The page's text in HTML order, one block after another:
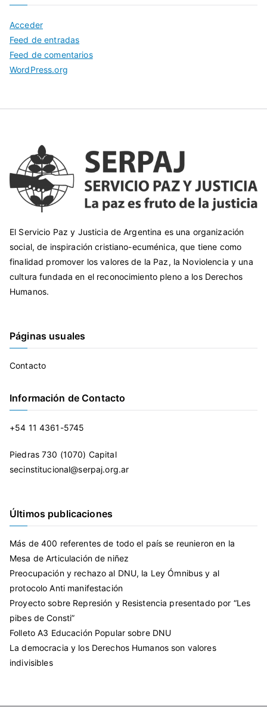
Acceder
Feed de entradas
Feed de comentarios
WordPress.org
El Servicio Paz y Justicia de Argentina es una organización
social, de inspiración cristiano-ecuménica, que tiene como
finalidad promover los valores de la Paz, la Noviolencia y una
cultura fundada en el reconocimiento pleno a los Derechos
Humanos.
Páginas usuales
Contacto
Información de Contacto
+54 11 4361-5745
Piedras 730 (1070) Capital
secinstitucional@serpaj.org.ar
Últimos publicaciones
Más de 400 referentes de todo el país se reunieron en la
Mesa de Articulación de niñez
Preocupación y rechazo al DNU, la Ley Ómnibus y al
protocolo Anti manifestación
Proyecto sobre Represión y Resistencia presentado por “Les
pibes de Consti”
Folleto A3 Educación Popular sobre DNU
La democracia y los Derechos Humanos son valores
indivisibles